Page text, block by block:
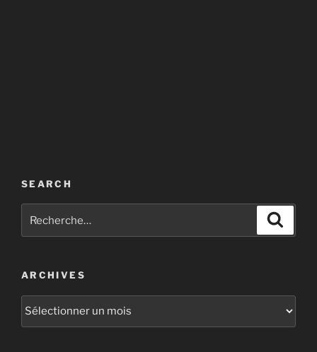
SEARCH
pour
ARCHIVES
Archives